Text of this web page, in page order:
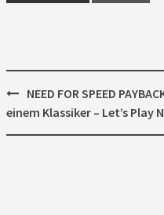
Post
navigation
NEED FOR SPEED
einem Klassiker – Let’s Play